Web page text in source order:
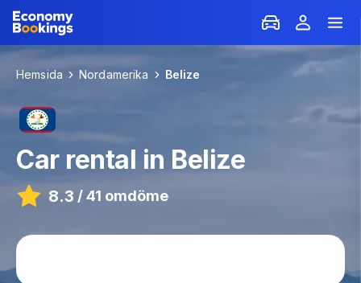
Hemsida Nordamerika Belize
Car rental in Belize
8.3 /41 omdöme